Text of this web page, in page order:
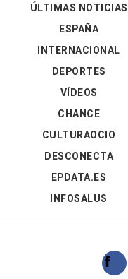
ÚLTIMAS NOTICIAS
ESPAÑA
INTERNACIONAL
DEPORTES
VÍDEOS
CHANCE
CULTURAOCIO
DESCONECTA
EPDATA.ES
INFOSALUS